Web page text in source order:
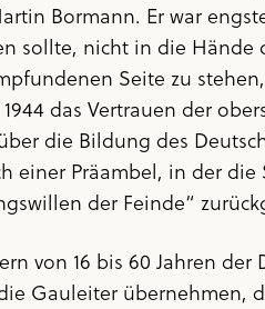
Bormann. Er war
nicht in die Hände
Seite zu
das Vertrauen der
die Bildung des
einer Präambel, in der
der Feinde“
von 16 bis 60 Jahren der
Gauleiter